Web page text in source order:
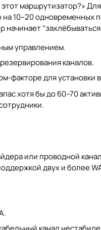
маршрутизатор?»
10–20 одновременных
управлением.
каналов.
для установки в
хотя бы до 60–70
или проводной
двух и более